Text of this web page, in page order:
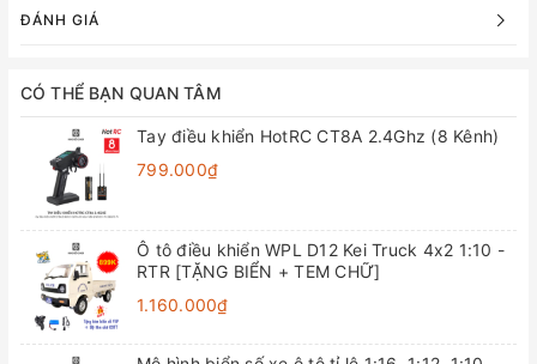
ĐÁNH GIÁ
CÓ THỂ BẠN QUAN TÂM
Tay điều khiển HotRC CT8A 2.4Ghz (8 Kênh)
799.000₫
Ô tô điều khiển WPL D12 Kei Truck 4x2 1:10 -
RTR [TẶNG BIỂN + TEM CHỮ]
1.160.000₫